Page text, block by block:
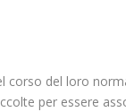
del loro
per essere